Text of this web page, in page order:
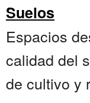
Suelos
Espacios
calidad del
de cultivo y